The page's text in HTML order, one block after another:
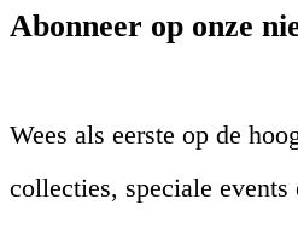
Abonneer op onze
Wees als eerste op de
collecties, speciale events